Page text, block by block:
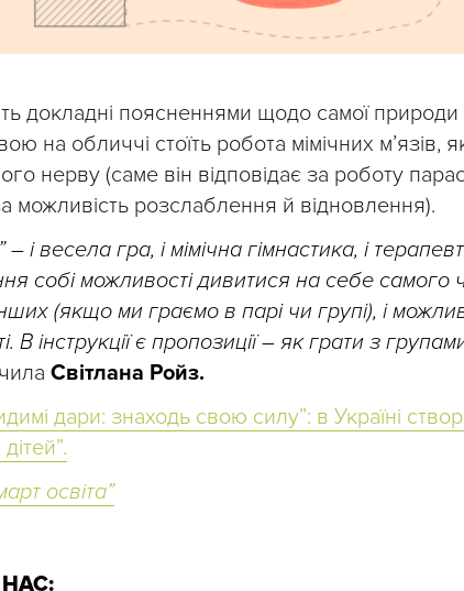
докладні поясненнями щодо самої
на обличчі стоїть робота мімічних м’язів,
нерву (саме він відповідає за роботу
можливість розслаблення й відновлення).
і весела гра, і мімічна гімнастика, і
собі можливості дивитися на себе самого
(якщо ми граємо в парі чи групі), і
В інструкції є пропозиції – як грати з
Світлана Ройз.
дари: знаходь свою силу”: в Україні
освіта”